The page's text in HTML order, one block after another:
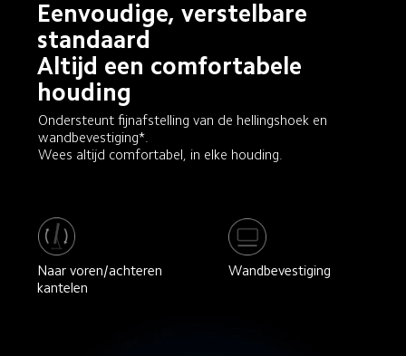
Eenvoudige, verstelbare
standaard
Altijd een comfortabele
houding
Ondersteunt fijnafstelling van de hellingshoek en
wandbevestiging*.
Wees altijd comfortabel, in elke houding.
Naar voren/achteren
kantelen
Wandbevestiging